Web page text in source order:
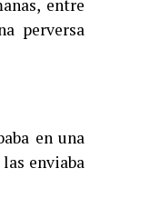
entre
perversa
en una
enviaba